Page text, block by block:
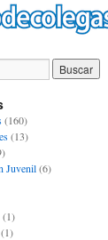
(160)
(13)
Juvenil(6)
(1)